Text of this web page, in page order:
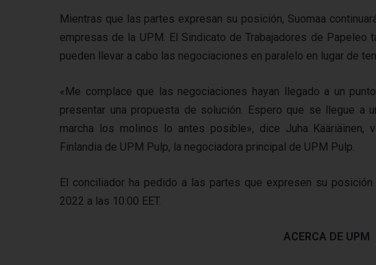
Mientras que las partes expresan su posición, Suomaa
empresas de la UPM. El Sindicato de Trabajadores de Papeleo
pueden llevar a cabo las negociaciones en paralelo en lugar de
«Me complace que las negociaciones hayan llegado a un
presentar una propuesta de solución. Espero que se llegue a
marcha los molinos lo antes posible», dice Juha Kääriäinen,
Finlandia de UPM Pulp, la negociadora principal de UPM Pulp.
El conciliador ha pedido a las partes que expresen su
2022 a las 10:00 EET.
ACERCA DE UPM